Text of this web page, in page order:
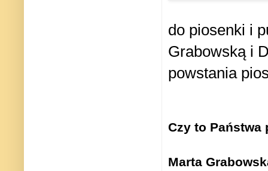
do piosenki i
Grabowską i
powstania
Czy to Państwa
Marta